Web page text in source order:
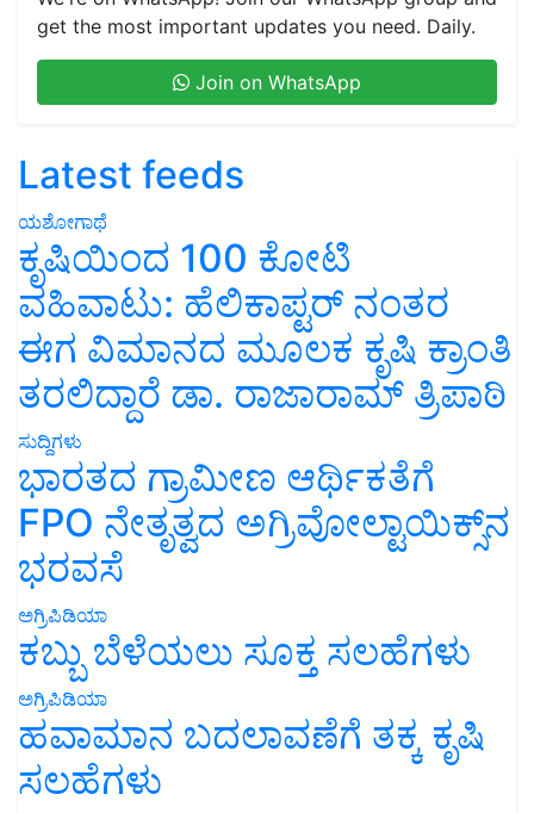
get the most important updates you need. Daily.
Join on WhatsApp
Latest feeds
ಯಶೋಗಾಥೆ
ಕೃಷಿಯಿಂದ 100 ಕೋಟಿ
ವಹಿವಾಟು: ಹೆಲಿಕಾಪ್ಟರ್ ನಂತರ
ಈಗ ವಿಮಾನದ ಮೂಲಕ ಕೃಷಿ ಕ್ರಾಂತಿ
ತರಲಿದ್ದಾರೆ ಡಾ. ರಾಜಾರಾಮ್ ತ್ರಿಪಾಠಿ
ಸುದ್ದಿಗಳು
ಭಾರತದ ಗ್ರಾಮೀಣ ಆರ್ಥಿಕತೆಗೆ
FPO ನೇತೃತ್ವದ ಅಗ್ರಿವೋಲ್ಟಾಯಿಕ್ಸ್‌ನ
ಭರವಸೆ
ಅಗ್ರಿಪಿಡಿಯಾ
ಕಬ್ಬು ಬೆಳೆಯಲು ಸೂಕ್ತ ಸಲಹೆಗಳು
ಅಗ್ರಿಪಿಡಿಯಾ
ಹವಾಮಾನ ಬದಲಾವಣೆಗೆ ತಕ್ಕ ಕೃಷಿ
ಸಲಹೆಗಳು